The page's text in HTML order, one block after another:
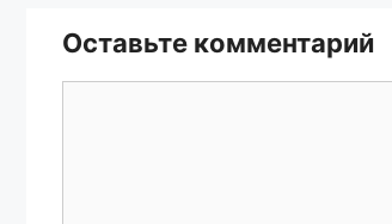
Оставьте комментарий